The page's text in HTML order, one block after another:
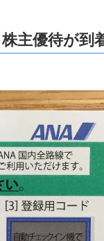
主優待が到